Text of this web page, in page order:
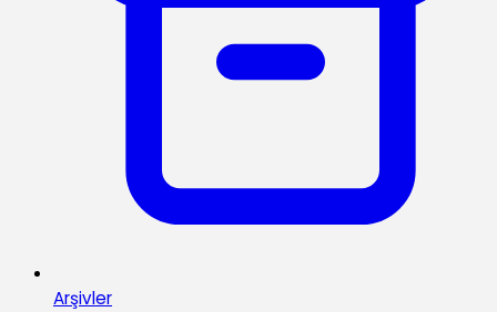
Arşivler